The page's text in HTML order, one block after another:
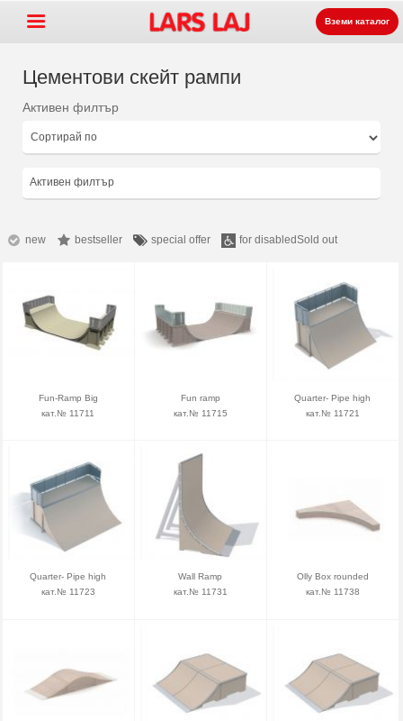
Оборудване за детски
Настилки +
Контакт
Заявка на каталог
Lars Laj on Facebook
Вземи каталог
Цементови скейт рампи
Активен филтър
Активен филтър
new bestseller special offer for disabledSold out
Fun-Ramp Big
кат.№ 11711
Fun ramp
кат.№ 11715
Quarter- Pipe high
кат.№ 11721
Quarter- Pipe high
кат.№ 11723
Wall Ramp
кат.№ 11731
Olly Box rounded
кат.№ 11738